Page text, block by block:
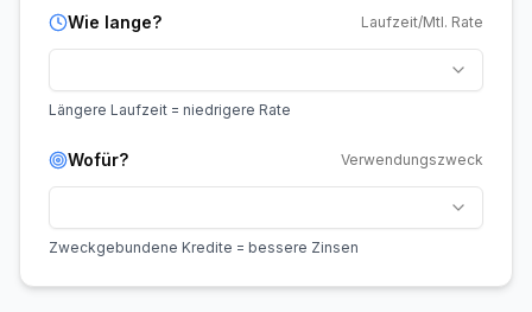
Wie lange? Laufzeit/Mtl. Rate
Längere Laufzeit = niedrigere Rate
Wofür? Verwendungszweck
Zweckgebundene Kredite = bessere Zinsen